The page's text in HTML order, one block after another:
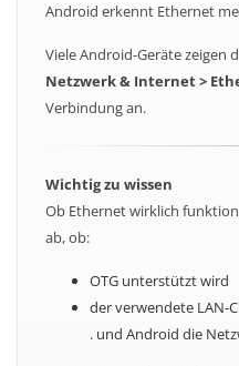
Android erkennt Ethernet
Viele Android-Geräte zeigen
Netzwerk & Internet >
Verbindung an.
Wichtig zu wissen
Ob Ethernet wirklich
ab, ob:
OTG unterstützt wird
der verwendete LAN-
. und Android die